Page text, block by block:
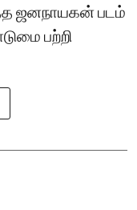
ஜனநாயகன் படம்
பற்றி